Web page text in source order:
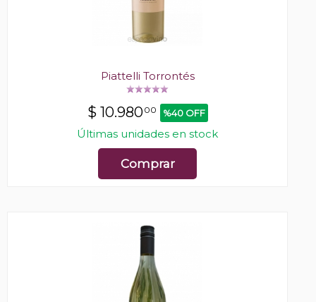
Piattelli Torrontés
$ 10.98000 %40 OFF
Últimas unidades en stock
Comprar